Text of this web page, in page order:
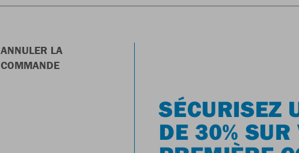
ANNULER LA
COMMANDE
SÉCURISEZ
DE 30% SUR